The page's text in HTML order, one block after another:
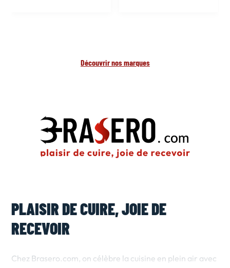
Découvrir nos marques
PLAISIR DE CUIRE, JOIE DE
RECEVOIR
Chez Brasero.com, on célèbre la cuisine en plein air avec